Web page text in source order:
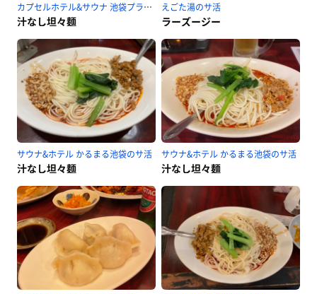
カプセルホテル&サウナ 池袋プラザのサ活
汁なし坦々麺
えごた湯のサ活
ラーズージー
サウナ&ホテル かるまる池袋のサ活
汁なし坦々麺
サウナ&ホテル かるまる池袋のサ活
汁なし坦々麺